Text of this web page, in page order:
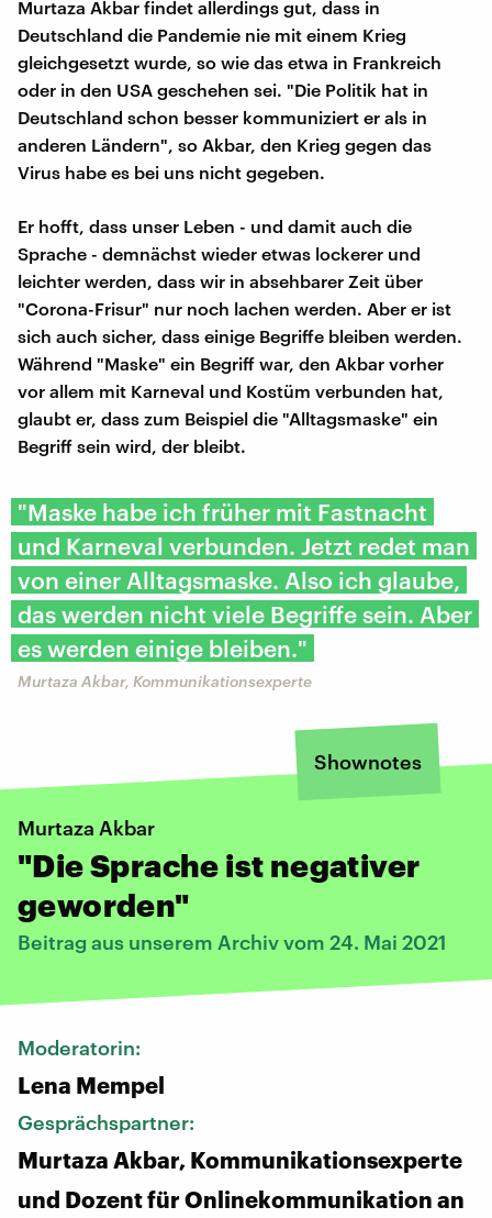
Murtaza Akbar findet allerdings gut, dass in
Deutschland die Pandemie nie mit einem Krieg
gleichgesetzt wurde, so wie das etwa in Frankreich
oder in den USA geschehen sei. "Die Politik hat in
Deutschland schon besser kommuniziert er als in
anderen Ländern", so Akbar, den Krieg gegen das
Virus habe es bei uns nicht gegeben.
Er hofft, dass unser Leben - und damit auch die
Sprache - demnächst wieder etwas lockerer und
leichter werden, dass wir in absehbarer Zeit über
"Corona-Frisur" nur noch lachen werden. Aber er ist
sich auch sicher, dass einige Begriffe bleiben werden.
Während "Maske" ein Begriff war, den Akbar vorher
vor allem mit Karneval und Kostüm verbunden hat,
glaubt er, dass zum Beispiel die "Alltagsmaske" ein
Begriff sein wird, der bleibt.
"Maske habe ich früher mit Fastnacht
und Karneval verbunden. Jetzt redet man
von einer Alltagsmaske. Also ich glaube,
das werden nicht viele Begriffe sein. Aber
es werden einige bleiben."
Murtaza Akbar, Kommunikationsexperte
Shownotes
Murtaza Akbar
"Die Sprache ist negativer
geworden"
Beitrag aus unserem Archiv vom 24. Mai 2021
Moderatorin:
Lena Mempel
Gesprächspartner:
Murtaza Akbar, Kommunikationsexperte
und Dozent für Onlinekommunikation an